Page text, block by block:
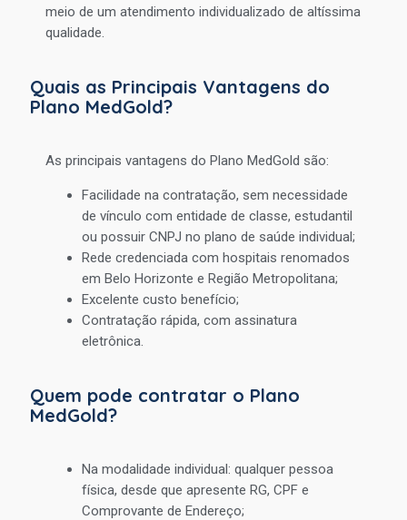
meio de um atendimento individualizado de altíssima
qualidade.
Quais as Principais Vantagens do
Plano MedGold?
As principais vantagens do Plano MedGold são:
Facilidade na contratação, sem necessidade
de vínculo com entidade de classe, estudantil
ou possuir CNPJ no plano de saúde individual;
Rede credenciada com hospitais renomados
em Belo Horizonte e Região Metropolitana;
Excelente custo benefício;
Contratação rápida, com assinatura
eletrônica.
Quem pode contratar o Plano
MedGold?
Na modalidade individual: qualquer pessoa
física, desde que apresente RG, CPF e
Comprovante de Endereço;